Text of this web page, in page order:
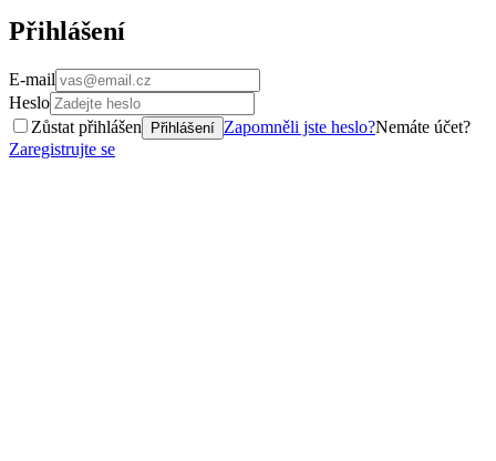
Přihlášení
E-mail
Heslo
Zůstat přihlášen
Přihlášení Zapomněli jste heslo?Nemáte účet?
Zaregistrujte se